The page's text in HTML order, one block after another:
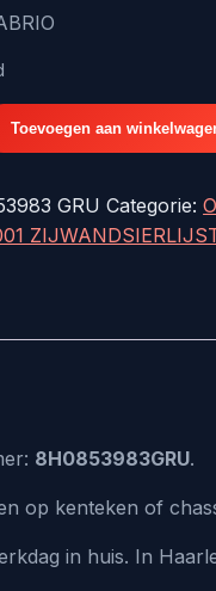
€30,41.
Toevoegen aan
GRU Categorie:
8H0853983GRU.
op kenteken of
in huis. In